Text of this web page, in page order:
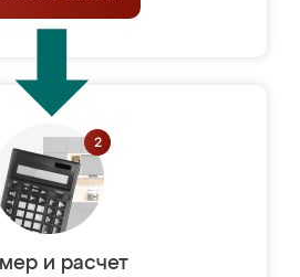
и расчет